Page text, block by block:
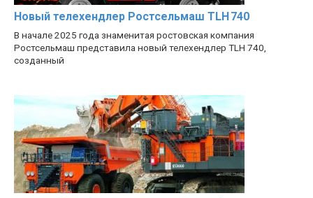
Новый телехендлер Ростсельмаш TLH 740
В начале 2025 года знаменитая ростовская компания
Ростсельмаш представила новый телехендлер TLH 740,
созданный